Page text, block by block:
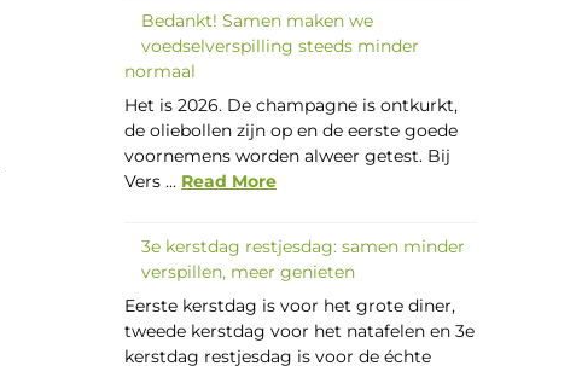
Bedankt! Samen maken we
voedselverspilling steeds minder
normaal
Het is 2026. De champagne is ontkurkt,
de oliebollen zijn op en de eerste goede
voornemens worden alweer getest. Bij
Vers ... Read More
3e kerstdag restjesdag: samen minder
verspillen, meer genieten
Eerste kerstdag is voor het grote diner,
tweede kerstdag voor het natafelen en 3e
kerstdag restjesdag is voor de échte